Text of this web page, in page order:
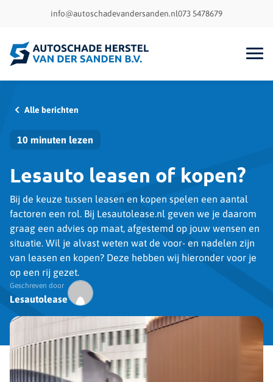
info@autoschadevandersanden.nl073 5478679
Alle berichten
10 minuten lezen
Lesauto leasen of kopen?
Bij de keuze tussen leasen en kopen spelen een aantal
factoren een rol. Bij Lesautolease.nl geven we je daarom
graag een advies op maat, afgestemd op jouw wensen en
situatie. Wil je alvast weten wat de voor- en nadelen zijn
van leasen en kopen? Deze hebben wij hieronder voor je
op een rij gezet.
Geschreven door
Lesautolease